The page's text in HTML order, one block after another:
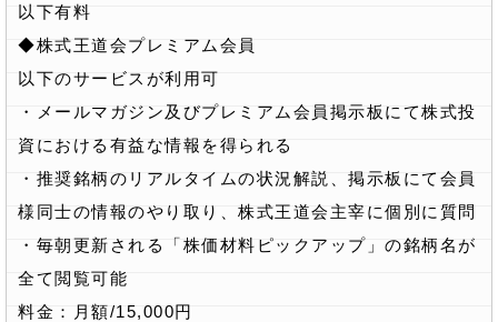
以下有料
◆株式王道会プレミアム会員
以下のサービスが利用可
・メールマガジン及びプレミアム会員掲示板にて株式投
資における有益な情報を得られる
・推奨銘柄のリアルタイムの状況解説、掲示板にて会員
様同士の情報のやり取り、株式王道会主宰に個別に質問
・毎朝更新される「株価材料ピックアップ」の銘柄名が
全て閲覧可能
料金：月額/15,000円